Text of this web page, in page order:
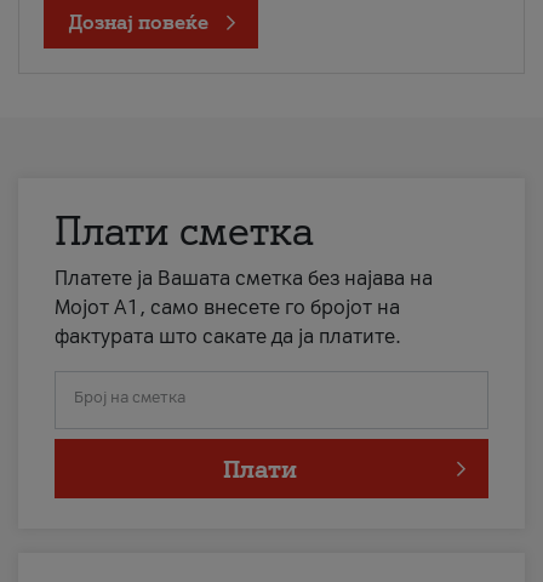
Дознај повеќе
Плати сметка
Платете ја Вашата сметка без најава на
Мојот А1, само внесете го бројот на
фактурата што сакате да ја платите.
Број на сметка
Плати